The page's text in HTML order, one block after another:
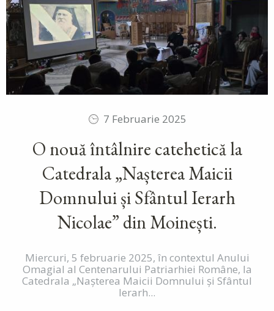
7 Februarie 2025
O nouă întâlnire catehetică la
Catedrala „Nașterea Maicii
Domnului și Sfântul Ierarh
Nicolae” din Moinești.
Miercuri, 5 februarie 2025, în contextul Anului
Omagial al Centenarului Patriarhiei Române, la
Catedrala „Nașterea Maicii Domnului și Sfântul
Ierarh...